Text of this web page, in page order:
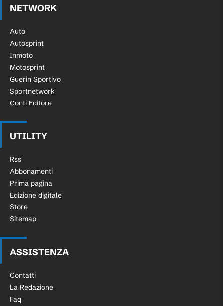
NETWORK
Auto
Autosprint
Inmoto
Motosprint
Guerin Sportivo
Sportnetwork
Conti Editore
UTILITY
Rss
Abbonamenti
Prima pagina
Edizione digitale
Store
Sitemap
ASSISTENZA
Contatti
La Redazione
Faq